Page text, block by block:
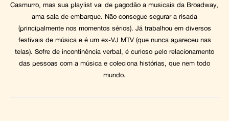
Casmurro, mas sua playlist vai de pagodão a musicais da Broadway,
ama sala de embarque. Não consegue segurar a risada
(principalmente nos momentos sérios). Já trabalhou em diversos
festivais de música e é um ex-VJ MTV (que nunca apareceu nas
telas). Sofre de incontinência verbal, é curioso pelo relacionamento
das pessoas com a música e coleciona histórias, que nem todo
mundo.